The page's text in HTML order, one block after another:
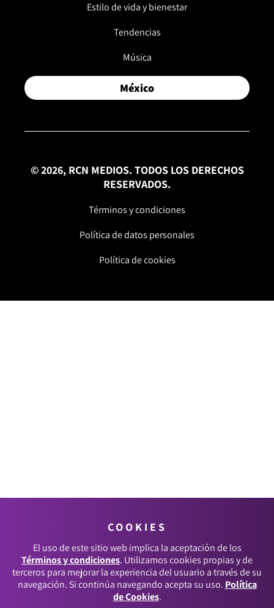
Estilo de vida y bienestar
Tendencias
Música
México
© 2026, RCN MEDIOS. TODOS LOS DERECHOS
RESERVADOS.
Términos y condiciones
Política de datos personales
Política de cookies
COOKIES
El uso de este sitio web implica la aceptación de los
Términos y condiciones. Utilizamos cookies propias y de
terceros para mejorar la experiencia del usuario a través de su
navegación. Si continúa navegando acepta su uso. Política
de Cookies.